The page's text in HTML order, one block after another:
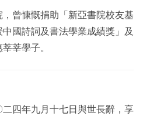
曾慷慨捐助「新亞書院校友基
國詩詞及書法學業成績獎」及
莘學子。
四年九月十七日與世長辭，享